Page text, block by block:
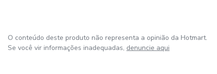
O conteúdo deste produto não representa a opinião da Hotmart.
Se você vir informações inadequadas, denuncie aqui